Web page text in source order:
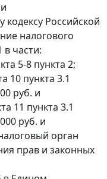
кодексу Российской
налогового
в части:
5-8 пункта 2;
10 пункта 3.1
руб. и
11 пункта 3.1
руб. и
орган
прав и законных